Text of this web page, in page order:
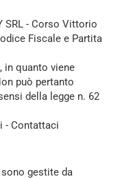
SRL - Corso Vittorio
Fiscale e Partita
in quanto viene
può pertanto
della legge n. 62
- Contattaci
gestite da